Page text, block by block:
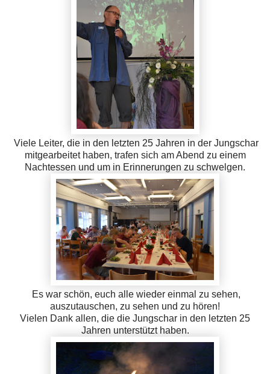
Viele Leiter, die in den letzten 25 Jahren in der Jungschar
mitgearbeitet haben, trafen sich am Abend zu einem
Nachtessen und um in Erinnerungen zu schwelgen.
Es war schön, euch alle wieder einmal zu sehen,
auszutauschen, zu sehen und zu hören!
Vielen Dank allen, die die Jungschar in den letzten 25
Jahren unterstützt haben.